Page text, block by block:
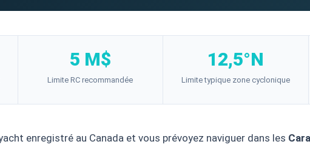
5 M$
Limite RC recommandée
12,5°N
Limite typique zone cyclonique
enregistré au Canada et vous prévoyez naviguer dans les